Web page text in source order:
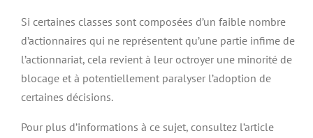
Si certaines classes sont composées d’un faible nombre
d’actionnaires qui ne représentent qu’une partie infime de
l’actionnariat, cela revient à leur octroyer une minorité de
blocage et à potentiellement paralyser l’adoption de
certaines décisions.
Pour plus d’informations à ce sujet, consultez l’article